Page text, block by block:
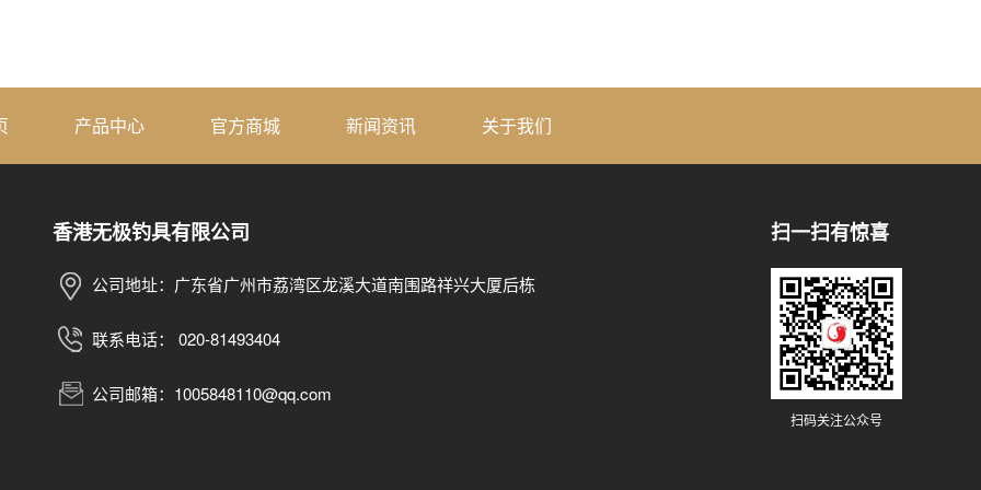
产品中心 官方商城 新闻资讯 关于我们
香港无极钓具有限公司
公司地址：广东省广州市荔湾区龙溪大道南围路祥兴大厦后栋
联系电话： 020-81493404
公司邮箱：1005848110@qq.com
扫一扫有惊喜
扫码关注公众号